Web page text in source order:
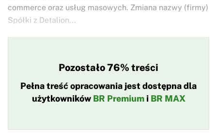
commerce oraz usług masowych. Zmiana nazwy (firmy)
Spółki z Detalion...
Pozostało 76% treści
Pełna treść opracowania jest dostępna dla
użytkowników BR Premiumi BR MAX